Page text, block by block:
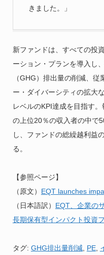
きました。」
新ファンドは、すべての投
ーション・プランを導入し
（GHG）排出量の削減、
ー・ダイバーシティの拡大
レベルのKPI達成を目指す
の上位20％の収入者の中で
し、ファンドの総繰越利益
る。
【参照ページ】
（原文） EQT launches
（日本語訳） EQT、企業の
長期保有型インパクト投資
タグ: GHG排出量削減, PE,